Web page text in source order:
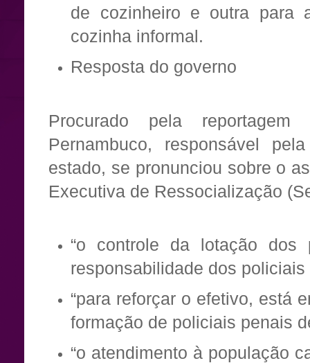
de cozinheiro e outra para
cozinha informal.
Resposta do governo
Procurado pela
Pernambuco, responsável
estado, se pronunciou sobre o
Executiva de Ressocialização
“o controle da lotação
responsabilidade dos policiais
“para reforçar o efetivo, está
formação de policiais penais
“o atendimento à população